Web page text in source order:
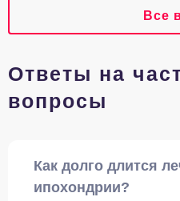
Все
Ответы на
вопросы
Как долго длится
ипохондрии?